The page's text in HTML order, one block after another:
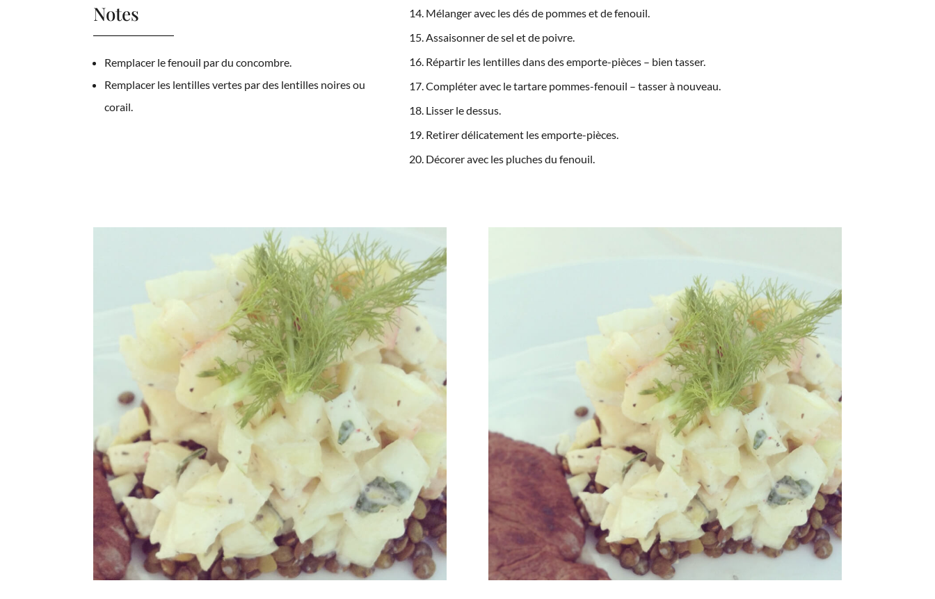
Notes
Remplacer le fenouil par du concombre.
Remplacer les lentilles vertes par des lentilles noires ou
corail.
Mélanger avec les dés de pommes et de fenouil.
Assaisonner de sel et de poivre.
Répartir les lentilles dans des emporte-pièces – bien tasser.
Compléter avec le tartare pommes-fenouil – tasser à nouveau.
Lisser le dessus.
Retirer délicatement les emporte-pièces.
Décorer avec les pluches du fenouil.